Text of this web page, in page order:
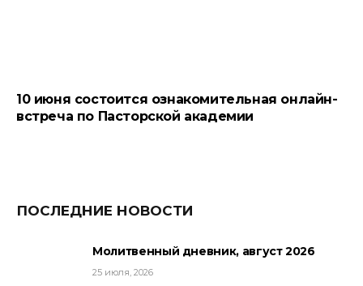
10 июня состоится ознакомительная онлайн-
встреча по Пасторской академии
ПОСЛЕДНИЕ НОВОСТИ
Молитвенный дневник, август 2026
25 июля, 2026